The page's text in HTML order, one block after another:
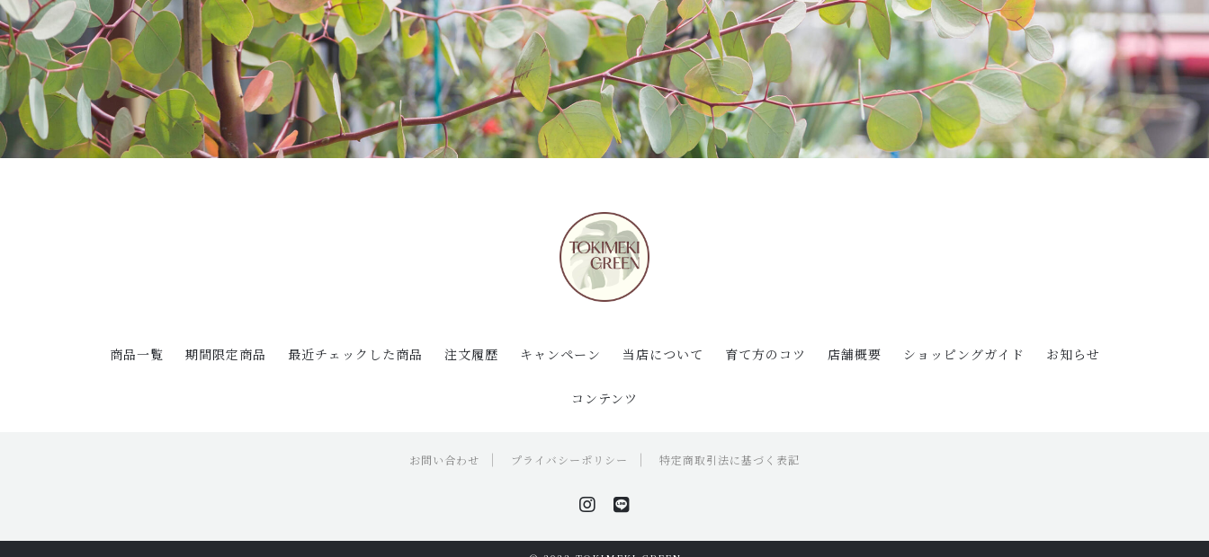
商品一覧 期間限定商品 最近チェックした商品 注文履歴 キャンペーン 当店について 育て方のコツ 店舗概要 ショッピングガイド お知らせ
コンテンツ
お問い合わせ プライバシーポリシー 特定商取引法に基づく表記